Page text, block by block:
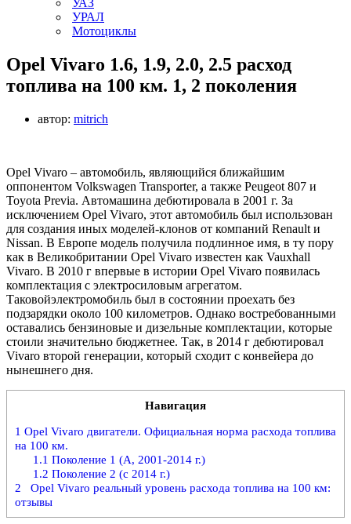
УАЗ
УРАЛ
Мотоциклы
Opel Vivaro 1.6, 1.9, 2.0, 2.5 расход
топлива на 100 км. 1, 2 поколения
автор: mitrich
Opel Vivaro – автомобиль, являющийся ближайшим
оппонентом Volkswagen Transporter, а также Peugeot 807 и
Toyota Previa. Автомашина дебютировала в 2001 г. За
исключением Opel Vivaro, этот автомобиль был использован
для создания иных моделей-клонов от компаний Renault и
Nissan. В Европе модель получила подлинное имя, в ту пору
как в Великобритании Opel Vivaro известен как Vauxhall
Vivaro. В 2010 г впервые в истории Opel Vivaro появилась
комплектация с электросиловым агрегатом.
Таковойэлектромобиль был в состоянии проехать без
подзарядки около 100 километров. Однако востребованными
оставались бензиновые и дизельные комплектации, которые
стоили значительно бюджетнее. Так, в 2014 г дебютировал
Vivaro второй генерации, который сходит с конвейера до
нынешнего дня.
Навигация
1 Opel Vivaro двигатели. Официальная норма расхода топлива
на 100 км.
1.1 Поколение 1 (А, 2001-2014 г.)
1.2 Поколение 2 (с 2014 г.)
2 Opel Vivaro реальный уровень расхода топлива на 100 км:
отзывы